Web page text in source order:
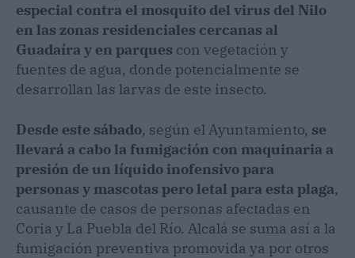
especial contra el mosquito del virus del Nilo
en las zonas residenciales cercanas al
Guadaíra y en parques con vegetación y
fuentes de agua, donde potencialmente se
desarrollan las larvas de este insecto.
Desde este sábado, según el Ayuntamiento, se
llevará a cabo la fumigación con maquinaria a
presión de un líquido inofensivopara
personas y mascotas pero letal para esta plaga,
causante de casos de personas afectadas en
Coria y La Puebla del Río. Alcalá se suma así a la
fumigación preventiva promovida ya por otros